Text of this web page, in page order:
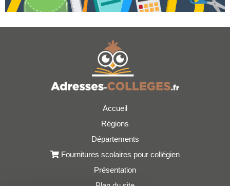
Accueil
Régions
Départements
Fournitures scolaires pour collégien
Présentation